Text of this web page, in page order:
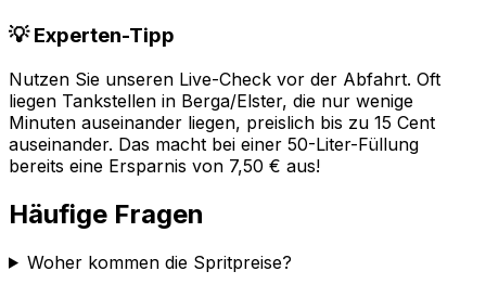
💡 Experten-Tipp
Nutzen Sie unseren Live-Check vor der Abfahrt. Oft
liegen Tankstellen in Berga/Elster, die nur wenige
Minuten auseinander liegen, preislich bis zu 15 Cent
auseinander. Das macht bei einer 50-Liter-Füllung
bereits eine Ersparnis von 7,50 € aus!
Häufige Fragen
Woher kommen die Spritpreise?